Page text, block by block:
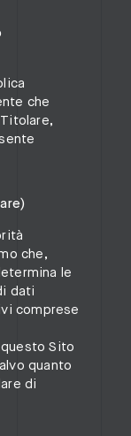
che
che,
le
dati
comprese
Sito
quanto
di